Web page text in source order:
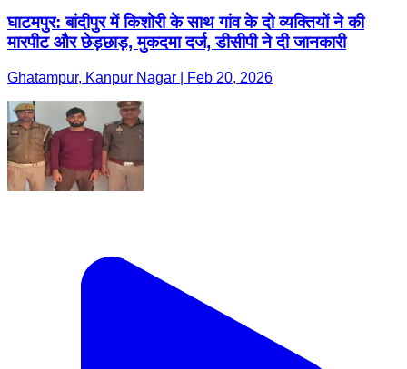
घाटमपुर: बांदीपुर में किशोरी के साथ गांव के दो व्यक्तियों ने की
मारपीट और छेड़छाड़, मुकदमा दर्ज, डीसीपी ने दी जानकारी
Ghatampur, Kanpur Nagar | Feb 20, 2026